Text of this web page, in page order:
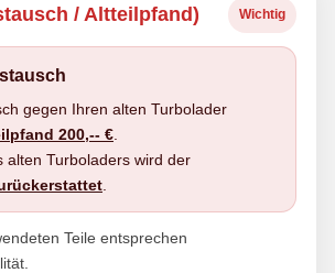
/ Altteilpfand) Wichtig
gegen Ihren alten Turbolader
200,-- €
alten Turboladers wird der
Teile entsprechen